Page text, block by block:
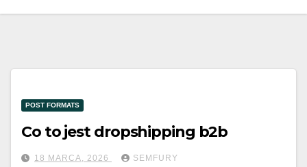
POST FORMATS
Co to jest dropshipping b2b
18 MARCA, 2026 SEMFURY